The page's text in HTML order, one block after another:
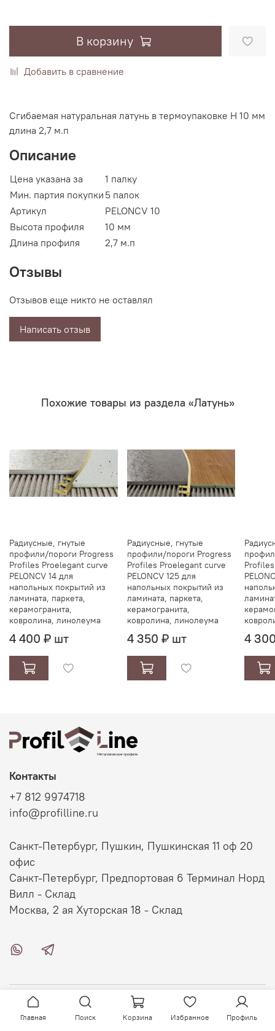
В корзину
Добавить в сравнение
Сгибаемая натуральная латунь в термоупаковке H 10 мм
длина 2,7 м.п
Описание
Цена указана за
1 палку
Мин. партия покупки 5 палок
Артикул
PELONCV 10
Высота профиля
10 мм
Длина профиля
2,7 м.п
Отзывы
Отзывов еще никто не оставлял
Написать отзыв
Похожие товары из раздела «Латунь»
Радиусные, гнутые
профили/пороги Progress
Profiles Proelegant curve
PELONCV 14 для
напольных покрытий из
ламината, паркета,
керамогранита,
ковролина, линолеума
4 400 ₽ шт
Радиусные, гнутые
профили/пороги Progress
Profiles Proelegant curve
PELONCV 125 для
напольных покрытий из
ламината, паркета,
керамогранита,
ковролина, линолеума
4 350 ₽ шт 4
О магазине
Контакты
+7 812 9974718
info@profilline.ru
Санкт-Петербург, Пушкин, Пушкинская 11 оф 20
офис
Санкт-Петербург, Предпортовая 6 Терминал Норд
Вилл - Склад
Москва, 2 ая Хуторская 18 - Склад
Главная Поиск Корзина Избранное Профиль